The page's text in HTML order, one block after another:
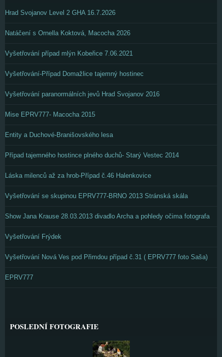
Hrad Svojanov Level 2 GHA 16.7.2026
Natáčení s Ornella Koktová, Macocha 2026
Vyšetřování případ mlýn Kobeřice 7.06.2021
Vyšetřování-Případ Domažlice tajemný hostinec
Vyšetřování paranormálních jevů Hrad Svojanov 2016
Mise EPRV777- Macocha 2015
Entity a Duchové-Branišovského lesa
Případ tajemného hostince plného duchů- Starý Vestec 2014
Láska milenců až za hrob-Případ č.46 Halenkovice
Vyšetřování se skupinou EPRV777-BRNO 2013 Stránská skála
Show Jana Krause 28.03.2013 divadlo Archa a pohledy očima fotografa
Vyšetřování Frýdek
Vyšetřování Nová Ves pod Přimdou případ č.31 ( EPRV777 foto Saša)
EPRV777
POSLEDNÍ FOTOGRAFIE